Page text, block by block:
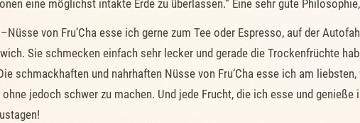
eine möglichst intakte Erde zu überlassen.“ Eine sehr gute
von Fru’Cha esse ich gerne zum Tee oder Espresso, auf der
Sie schmecken einfach sehr lecker und gerade die Trockenfrüchte
schmackhaften und nahrhaften Nüsse von Fru’Cha esse ich am
jedoch schwer zu machen. Und jede Frucht, die ich esse und